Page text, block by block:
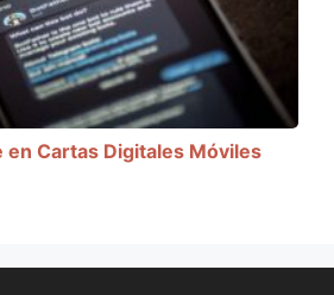
en Cartas Digitales Móviles